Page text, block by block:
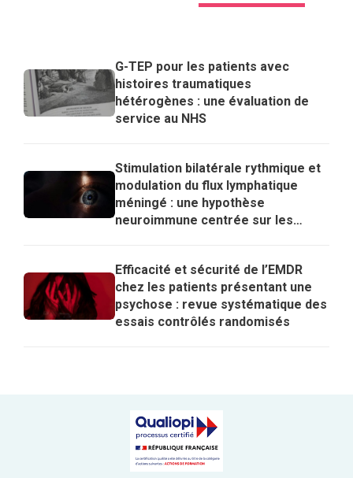
G-TEP pour les patients avec
histoires traumatiques
hétérogènes : une évaluation de
service au NHS
Stimulation bilatérale rythmique et
modulation du flux lymphatique
méningé : une hypothèse
neuroimmune centrée sur les
Efficacité et sécurité de l’EMDR
chez les patients présentant une
psychose : revue systématique des
essais contrôlés randomisés